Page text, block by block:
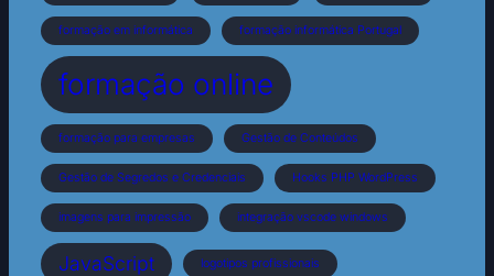
formação em informática formação informática Portugal
formação online
formação para empresas Gestão de Conteúdos
Gestão de Segredos e Credenciais Hooks PHP WordPress
imagens para impressão integração vscode windows
JavaScript logotipos profissionais